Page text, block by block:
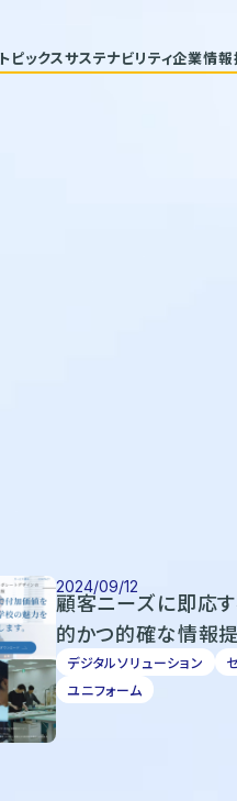
トピックスサステナビリティ企業情報
2024/09/12
顧客ニーズに即応
的かつ的確な情報
デジタルソリューション
ユニフォーム